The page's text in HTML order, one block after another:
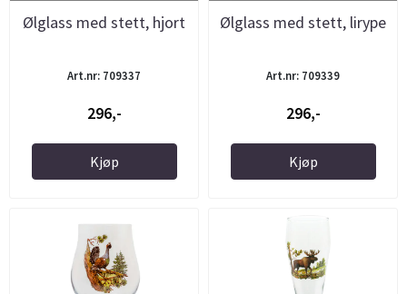
Ølglass med stett, hjort
Art.nr: 709337
296,-
Kjøp
Ølglass med stett, lirype
Art.nr: 709339
296,-
Kjøp